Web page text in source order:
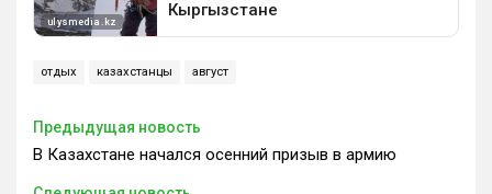
отдых казахстанцы август
Предыдущая новость
В Казахстане начался осенний призыв в армию